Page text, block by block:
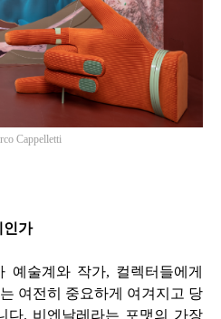
Cappelletti
인가
예술계와 작가, 컬렉터들에게
여전히 중요하게 여겨지고 당
다. 비엔날레라는 포맷의 가장